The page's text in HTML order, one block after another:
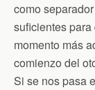
como
suficientes
momento más
comienzo del
Si se nos pasa